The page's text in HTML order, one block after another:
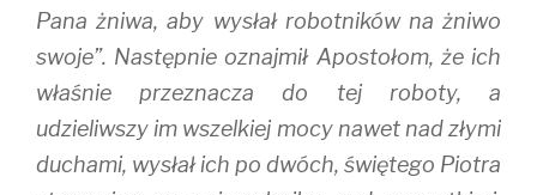
Pana żniwa, aby wysłał robotników na żniwo
swoje”. Następnie oznajmił Apostołom, że ich
właśnie przeznacza do tej roboty, a
udzieliwszy im wszelkiej mocy nawet nad złymi
duchami, wysłał ich po dwóch, świętego Piotra